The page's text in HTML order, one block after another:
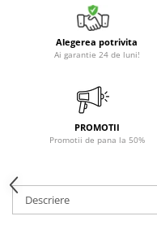
Alegerea potrivita
Ai garantie 24 de luni!
PROMOTII
Promotii de pana la 50%
Descriere